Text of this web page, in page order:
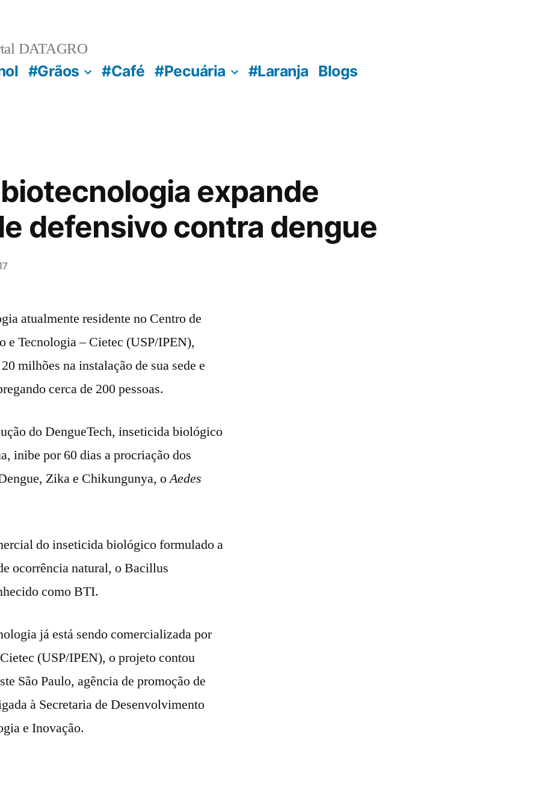
DATAGRO
#Grãos #Café #Pecuária #Laranja Blogs
expande
defensivo contra dengue
atualmente residente no Centro de
e Tecnologia – Cietec (USP/IPEN),
milhões na instalação de sua sede e
cerca de 200 pessoas.
do DengueTech, inseticida biológico
inibe por 60 dias a procriação dos
Zika e Chikungunya, oAedes
do inseticida biológico formulado a
ocorrência natural, o Bacillus
como BTI.
já está sendo comercializada por
(USP/IPEN), o projeto contou
São Paulo, agência de promoção de
à Secretaria de Desenvolvimento
e Inovação.